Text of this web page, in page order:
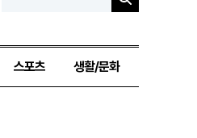
스포츠 생활/문화